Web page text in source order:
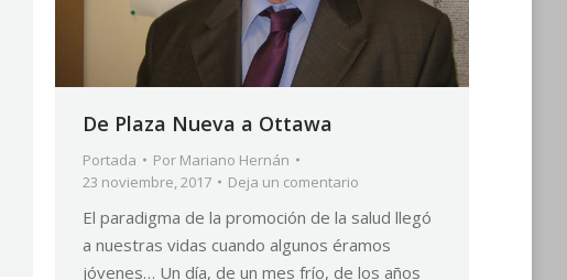
De Plaza Nueva a Ottawa
Portada Por Mariano Hernán
23 noviembre, 2017
Deja un comentario
El paradigma de la promoción de la salud llegó
a nuestras vidas cuando algunos éramos
jóvenes… Un día, de un mes frío, de los años